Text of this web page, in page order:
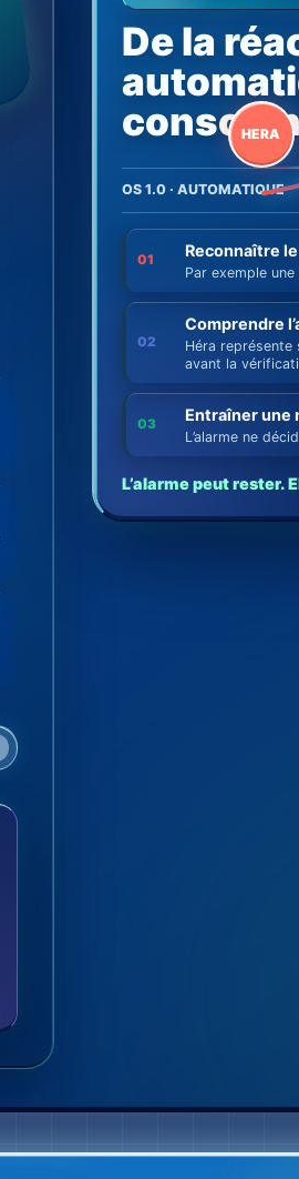
De la
HERA
OS 1.0 · AUTOMATIQUE
01 Reconnaître
Par exemple une
02
Comprendre
Héra représente
avant la
03 Entraîner une
L’alarme ne
L’alarme peut rester.